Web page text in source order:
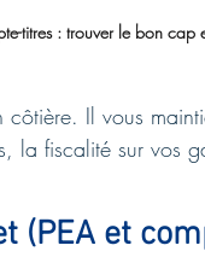
titres : trouver le bon
côtière. Il vous
la fiscalité sur vos
(PEA et